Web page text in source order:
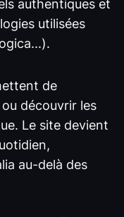
authentiques et
utilisées
de
découvrir les
Le site devient
au-delà des